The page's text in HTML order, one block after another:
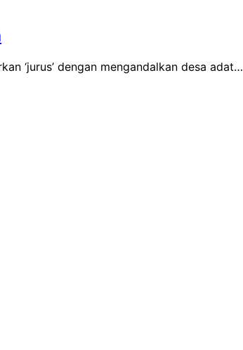
‘jurus’ dengan mengandalkan desa adat…